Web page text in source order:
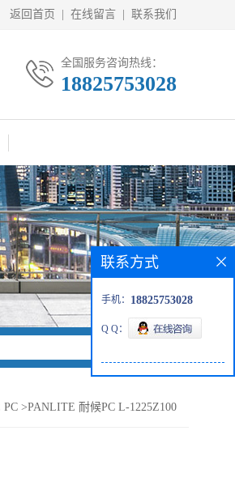
返回首页 在线留言 联系我们
全国服务咨询热线：
18825753028
PC >PANLITE 耐候PC L-1225Z100
联系方式
手机： 18825753028
Q Q：